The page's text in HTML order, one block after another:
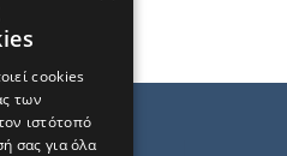
cookies
των
ιστότοπό
σας για όλα